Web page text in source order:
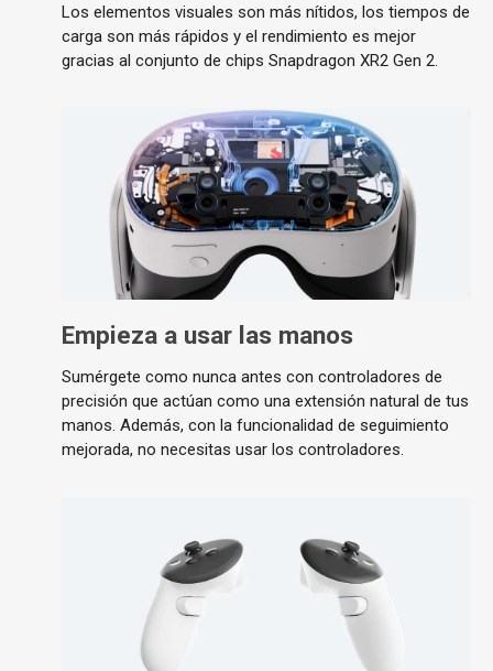
Los elementos visuales son más nítidos, los tiempos de
carga son más rápidos y el rendimiento es mejor
gracias al conjunto de chips Snapdragon XR2 Gen 2.
Empieza a usar las manos
Sumérgete como nunca antes con controladores de
precisión que actúan como una extensión natural de tus
manos. Además, con la funcionalidad de seguimiento
mejorada, no necesitas usar los controladores.